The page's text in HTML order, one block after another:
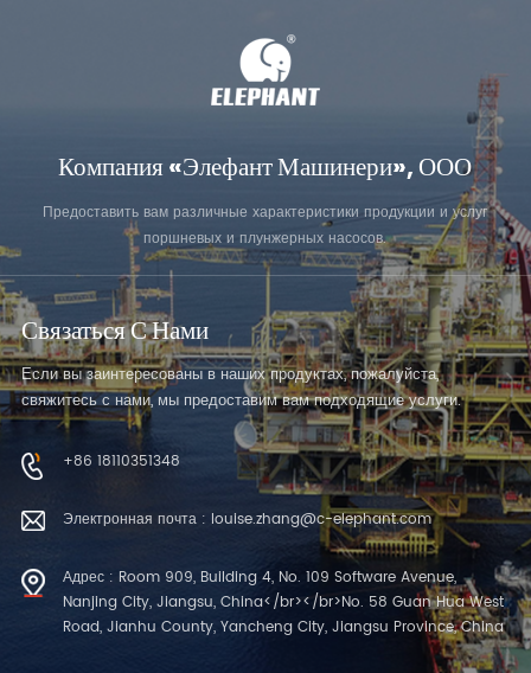
Компания «Элефант Машинери», ООО
Предоставить вам различные характеристики продукции и услуг
поршневых и плунжерных насосов.
Связаться С Нами
Если вы заинтересованы в наших продуктах, пожалуйста,
свяжитесь с нами, мы предоставим вам подходящие услуги.
+86 18110351348
Электронная почта : louise.zhang@c-elephant.com
Адрес : Room 909, Building 4, No. 109 Software Avenue,
Nanjing City, Jiangsu, China</br></br>No. 58 Guan Hua West
Road, Jianhu County, Yancheng City, Jiangsu Province, China